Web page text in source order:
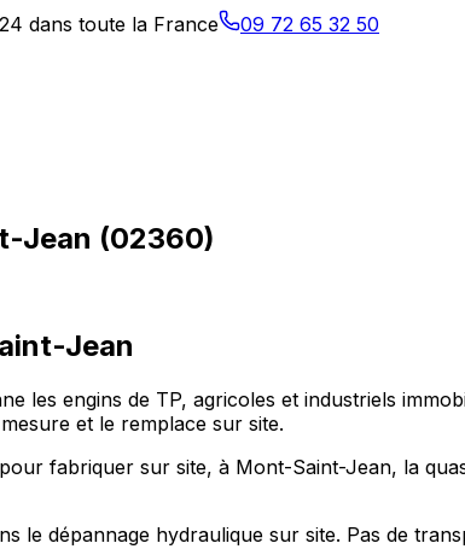
dans toute la France 09 72 65 32 50
Jean (02360)
Jean
les engins de TP, agricoles et industriels
et le remplace sur site.
fabriquer sur site, à Mont-Saint-Jean, la
le dépannage hydraulique sur site. Pas de